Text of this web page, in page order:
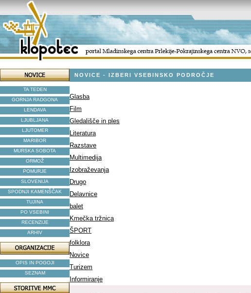
TA TEDEN
GORNJA RADGONA
LENDAVA
LJUBLJANA
LJUTOMER
MARIBOR
MURSKA SOBOTA
ORMOŽ
POMURJE
SLOVENIJA
SPODNJI KAMENŠČAK
TUJINA
PO VSEBINI
RECENZIJE
ARHIV
OPIS IN POGOJI
SEZNAM
NOVICE - IZBERI VSEBINSKO PODROČJE
Glasba
Film
Gledališče in ples
Literatura
Razstave
Multimedija
Izobraževanja
Drugo
Delavnice
balet
Kmečka tržnica
ŠPORT
folklora
Novice
Turizem
Informiranje